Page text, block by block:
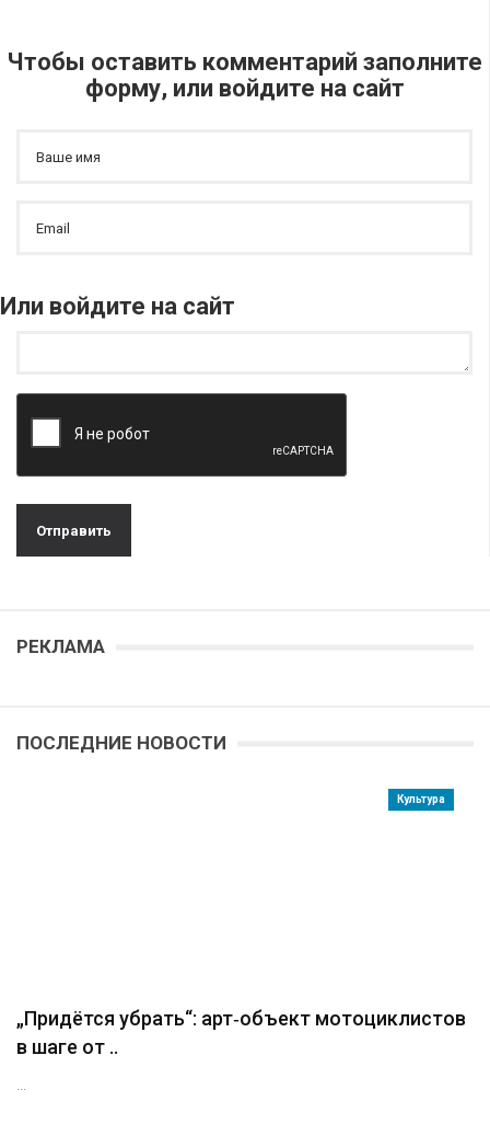
Чтобы оставить комментарий заполните
форму, или войдите на сайт
Или войдите на сайт
РЕКЛАМА
ПОСЛЕДНИЕ НОВОСТИ
Культура
„Придётся убрать“: арт‑объект мотоциклистов
в шаге от ..
...